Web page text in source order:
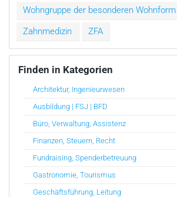
Wohngruppe der besonderen Wohnform
Zahnmedizin
ZFA
Finden in Kategorien
Architektur, Ingenieurwesen
Ausbildung | FSJ | BFD
Büro, Verwaltung, Assistenz
Finanzen, Steuern, Recht
Fundraising, Spenderbetreuung
Gastronomie, Tourismus
Geschäftsführung, Leitung